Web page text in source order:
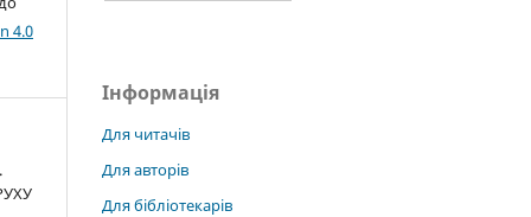
4.0
Інформація
Для читачів
Для авторів
Для бібліотекарів